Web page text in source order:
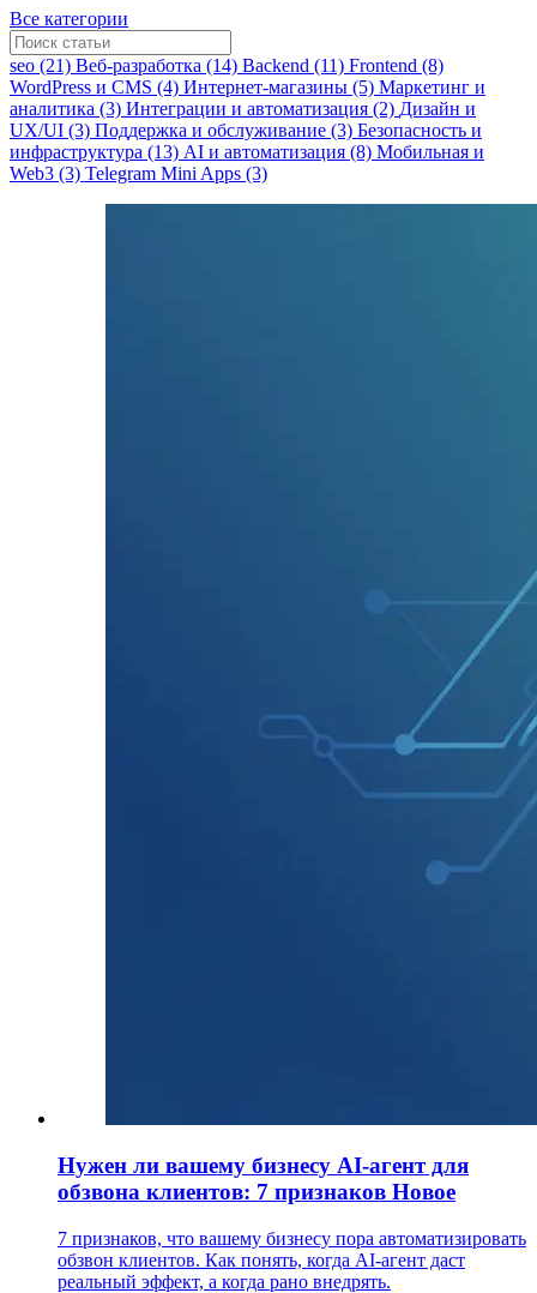
Все категории
seo (21) Веб-разработка (14) Backend (11) Frontend (8)
WordPress и CMS (4) Интернет-магазины (5) Маркетинг и
аналитика (3) Интеграции и автоматизация (2) Дизайн и
UX/UI (3) Поддержка и обслуживание (3) Безопасность и
инфраструктура (13) AI и автоматизация (8) Мобильная и
Web3 (3) Telegram Mini Apps (3)
Нужен ли вашему бизнесу AI-агент для
обзвона клиентов: 7 признаков Новое
7 признаков, что вашему бизнесу пора автоматизировать
обзвон клиентов. Как понять, когда AI-агент даст
реальный эффект, а когда рано внедрять.